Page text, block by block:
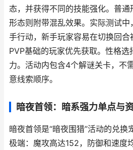
态，并获得不同的技能强化。普
形态则附带混乱效果。实际测试
手行动，新手玩家容易在切换回合
PVP基础的玩家优先获取。性格选
力。活动内包含4个解谜关卡，不
意线索顺序。
暗夜首领：暗系强力单点与
暗夜首领是“暗夜围猎”活动的兑换
极端：魔攻高达152，防御和速度